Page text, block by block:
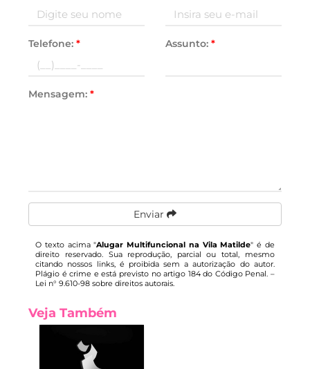
Telefone:* Assunto: *
Mensagem:*
Enviar
O texto acima "Alugar Multifuncional na Vila Matilde" é de
direito reservado. Sua reprodução, parcial ou total, mesmo
citando nossos links, é proibida sem a autorização do autor.
Plágio é crime e está previsto no artigo 184 do Código Penal. –
Lei n° 9.610-98 sobre direitos autorais.
Veja Também